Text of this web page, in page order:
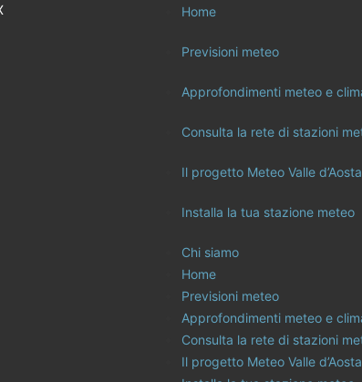
Home
Previsioni meteo
Approfondimenti meteo e
Consulta la rete di stazioni
Il progetto Meteo Valle d’Aosta
Installa la tua stazione meteo
Chi siamo
Home
Previsioni meteo
Approfondimenti meteo e
Consulta la rete di stazioni
Il progetto Meteo Valle d’Aosta